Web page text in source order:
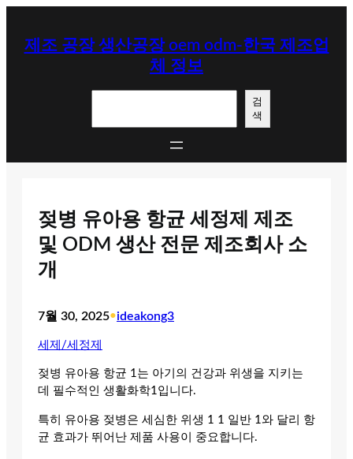
제조 공장 생산공장 oem odm-한국 제조업
체 정보
검
색
젖병 유아용 항균 세정제 제조
및 ODM 생산 전문 제조회사 소
개
7월 30, 2025•ideakong3
세제/세정제
젖병 유아용 항균 1는 아기의 건강과 위생을 지키는
데 필수적인 생활화학1입니다.
특히 유아용 젖병은 세심한 위생 1 1 일반 1와 달리 항
균 효과가 뛰어난 제품 사용이 중요합니다.